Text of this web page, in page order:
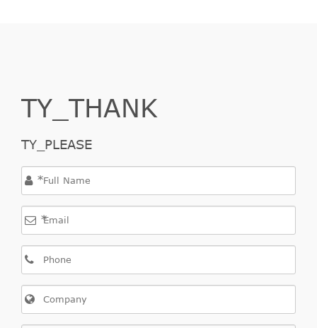
TY_THANK
TY_PLEASE
*
*